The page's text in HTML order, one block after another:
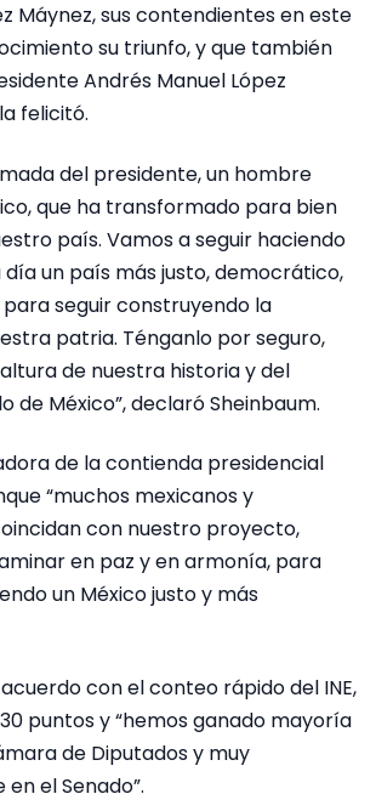
Máynez, sus contendientes en este
su triunfo, y que también
Andrés Manuel López
felicitó.
del presidente, un hombre
que ha transformado para bien
país. Vamos a seguir haciendo
un país más justo, democrático,
seguir construyendo la
patria. Ténganlo por seguro,
de nuestra historia y del
de México”, declaró Sheinbaum.
de la contienda presidencial
“muchos mexicanos y
con nuestro proyecto,
en paz y en armonía, para
un México justo y más
con el conteo rápido del INE,
puntos y “hemos ganado mayoría
de Diputados y muy
el Senado”.